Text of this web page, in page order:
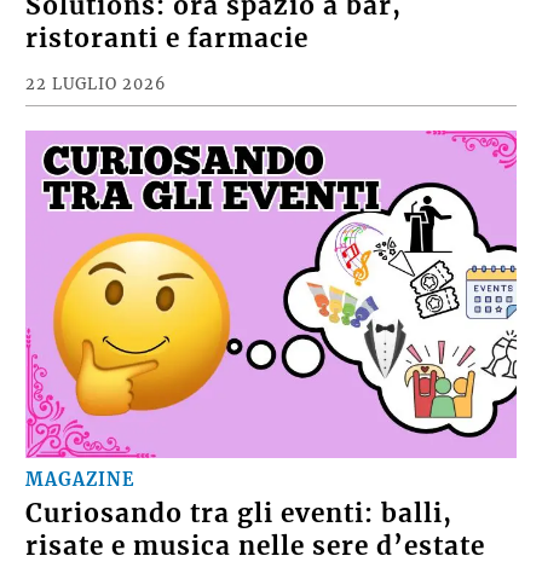
Solutions: ora spazio a bar,
ristoranti e farmacie
22 LUGLIO 2026
MAGAZINE
Curiosando tra gli eventi: balli,
risate e musica nelle sere d’estate